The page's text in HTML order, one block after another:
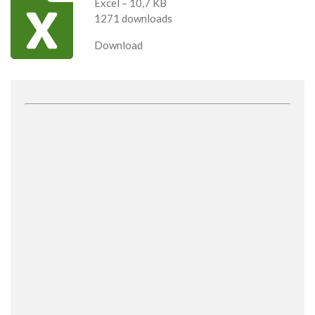
Excel – 10,7 KB
1271 downloads
Download